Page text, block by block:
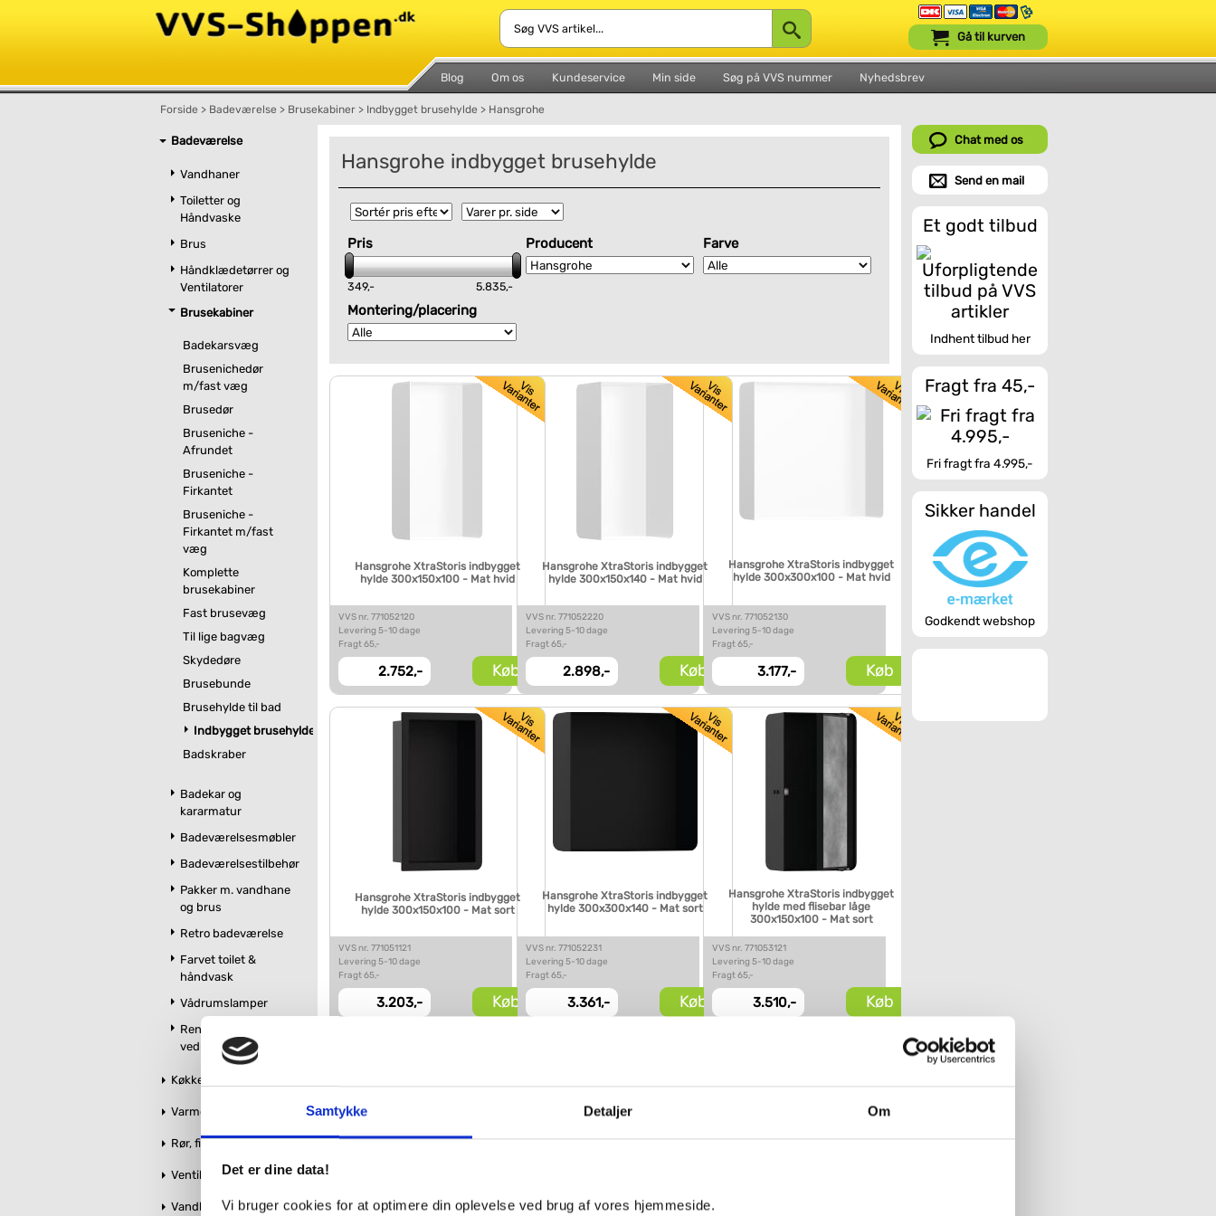
Samtykke Detaljer Om
Det er dine data!
Vi bruger cookies for at optimere din oplevelse ved brug af vores hjemmeside.
Blog Om os Kundeservice Min side Søg på VVS nummer Nyhedsbrev
Gå til kurven
Forside > Badeværelse > Brusekabiner > Indbygget brusehylde > Hansgrohe
Badeværelse
Vandhaner
Toiletter og
Håndvaske
Brus
Håndklædetørrer og
Ventilatorer
Brusekabiner
Badekarsvæg
Brusenichedør
m/fast væg
Brusedør
Bruseniche -
Afrundet
Bruseniche -
Firkantet
Bruseniche -
Firkantet m/fast
væg
Komplette
brusekabiner
Fast brusevæg
Til lige bagvæg
Skydedøre
Brusebunde
Brusehylde til bad
Indbygget brusehylde
Badskraber
Badekar og
kararmatur
Badeværelsesmøbler
Badeværelsestilbehør
Pakker m. vandhane
og brus
Retro badeværelse
Farvet toilet &
håndvask
Vådrumslamper
Rengøring og
vedligeholdelse
Køkken
Varme og styring
Rør, fittings og tilbehør
Ventiler og stophaner
Vandbehandling
Hansgrohe indbygget brusehylde
Pris
349,- 5.835,-
Producent Farve
Montering/placering
Hansgrohe XtraStoris indbygget
hylde 300x150x100 - Mat hvid
VVS nr. 771052120
Levering 5-10 dage
Fragt 65,-
2.752,- Køb
Hansgrohe XtraStoris indbygget
hylde 300x150x140 - Mat hvid
VVS nr. 771052220
Levering 5-10 dage
Fragt 65,-
2.898,- Køb
Hansgrohe XtraStoris indbygget
hylde 300x300x100 - Mat hvid
VVS nr. 771052130
Levering 5-10 dage
Fragt 65,-
3.177,- Køb
Hansgrohe XtraStoris indbygget
hylde 300x150x100 - Mat sort
VVS nr. 771051121
Levering 5-10 dage
Fragt 65,-
3.203,- Køb
Hansgrohe XtraStoris indbygget
hylde 300x300x140 - Mat sort
VVS nr. 771052231
Levering 5-10 dage
Fragt 65,-
3.361,- Køb
Hansgrohe XtraStoris indbygget
hylde med flisebar låge
300x150x100 - Mat sort
VVS nr. 771053121
Levering 5-10 dage
Fragt 65,-
3.510,- Køb
Chat med os
Send en mail
Et godt tilbud
Indhent tilbud her
Fragt fra 45,-
Fri fragt fra 4.995,-
Sikker handel
Godkendt webshop